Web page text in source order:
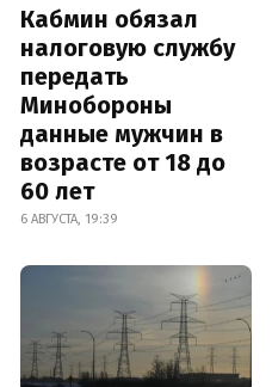
Кабмин обязал
налоговую службу
передать
Минобороны
данные мужчин в
возрасте от 18 до
60 лет
6 АВГУСТА, 19:39